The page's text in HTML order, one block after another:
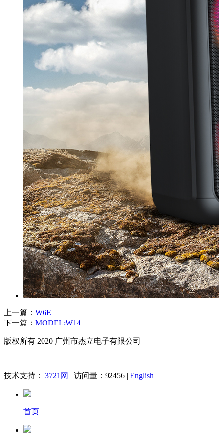
上一篇： W6E
下一篇： MODEL:W14
版权所有 2020 广州市杰立电子有限公司
技术支持： 3721网 | 访问量：92456 | English
首页